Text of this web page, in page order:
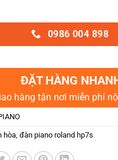
0986 004 898
ĐẶT HÀNG
hàng tận nơi miễn phí
hòa đàn piano roland hp7s